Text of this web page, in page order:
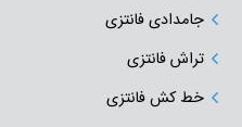
جامدادی‌ فانتزی
تراش فانتزی
خط کش فانتزی